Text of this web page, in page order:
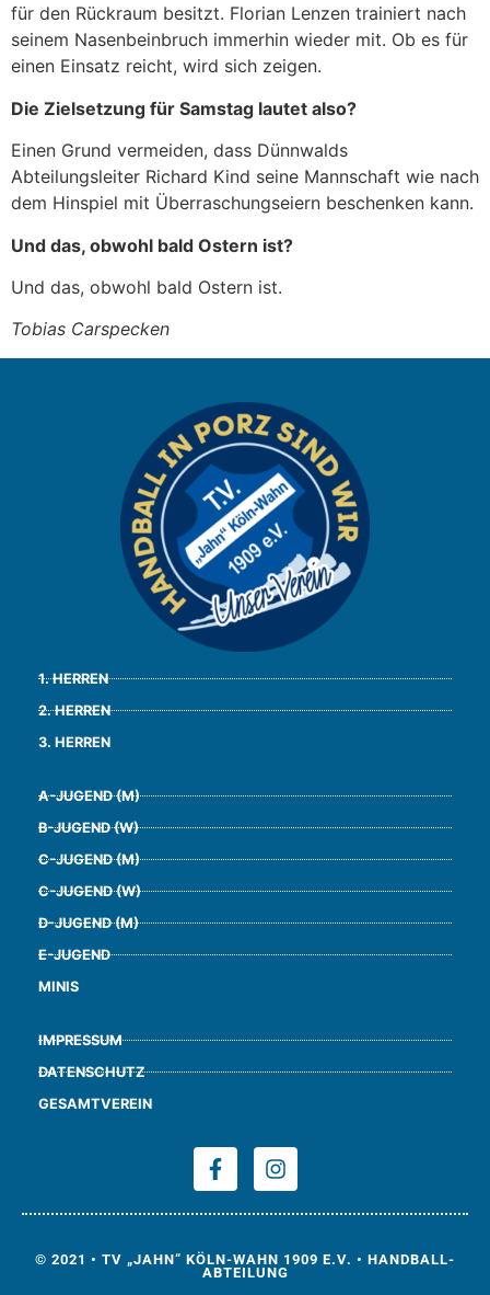
für den Rückraum besitzt. Florian Lenzen trainiert nach
seinem Nasenbeinbruch immerhin wieder mit. Ob es für
einen Einsatz reicht, wird sich zeigen.
Die Zielsetzung für Samstag lautet also?
Einen Grund vermeiden, dass Dünnwalds
Abteilungsleiter Richard Kind seine Mannschaft wie nach
dem Hinspiel mit Überraschungseiern beschenken kann.
Und das, obwohl bald Ostern ist?
Und das, obwohl bald Ostern ist.
Tobias Carspecken
1. HERREN
2. HERREN
3. HERREN
A-JUGEND (M)
B-JUGEND (W)
C-JUGEND (M)
C-JUGEND (W)
D-JUGEND (M)
E-JUGEND
MINIS
IMPRESSUM
DATENSCHUTZ
GESAMTVEREIN
© 2021 • TV „JAHN“ KÖLN-WAHN 1909 E.V. • HANDBALL-
ABTEILUNG